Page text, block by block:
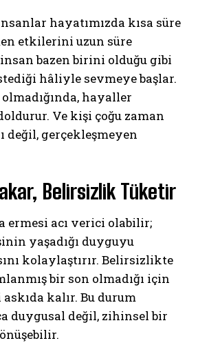
hayatımızda kısa süre
etkilerini uzun süre
bazen birini olduğu gibi
hâliyle sevmeye başlar.
hayaller
Ve kişi çoğu zaman
değil, gerçekleşmeyen
Belirsizlik Tüketir
acı verici olabilir;
yaşadığı duyguyu
kolaylaştırır. Belirsizlikte
bir son olmadığı için
kalır. Bu durum
duygusal değil, zihinsel bir